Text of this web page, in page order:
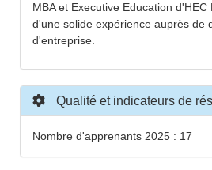
MBA et Executive Education
d'une solide expérience auprès de
d'entreprise.
Qualité et indicateurs de
Nombre d'apprenants 2025 : 17